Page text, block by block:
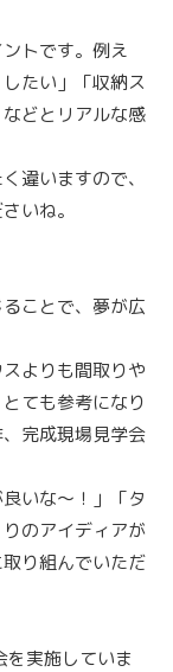
トです。例え
たい」「収納ス
どとリアルな感
違いますので、
いね。
ことで、夢が広
よりも間取りや
ても参考になり
完成現場見学会
いな〜！」「タ
のアイディアが
り組んでいただ
を実施していま